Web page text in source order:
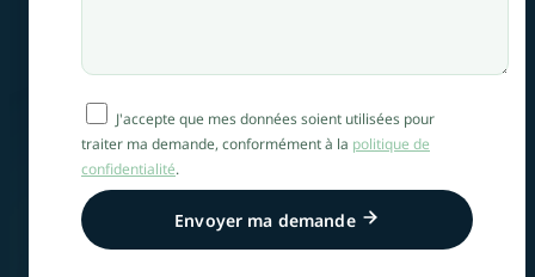
J'accepte que mes données soient utilisées pour
traiter ma demande, conformément à la politique de
confidentialité.
Envoyer ma demande